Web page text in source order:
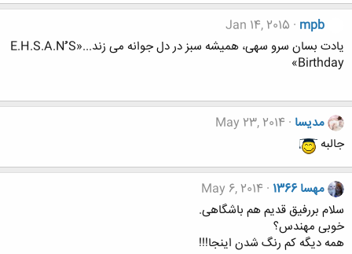
mpb
Jan 14, 2015
یادت بسان سرو سهی، همیشه سبز در دل جوانه می زند...«E.H.S.A.Nُُُ S
Birthday»
مدیسا May 23, 2014
جالبه
مهسا 1366
May 6, 2014
سلام بررفیق قدیم هم باشگاهی.
خوبی مهندس؟
همه دیگه کم رنگ شدن اینجا!!!